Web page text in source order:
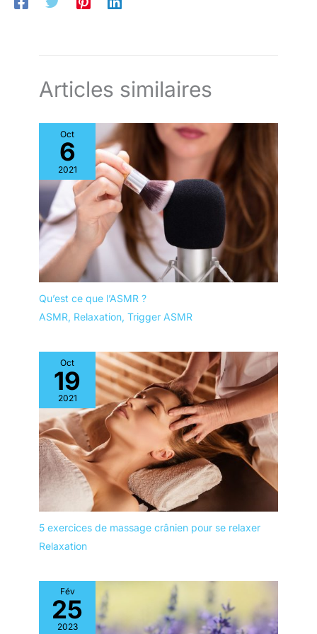
avec un aspirateur une fois par
Livré en 2 colis, pas besoin d'outils, montage simple en
Articles similaires
Oct
6
2021
Qu’est ce que l’ASMR ?
ASMR, Relaxation, Trigger ASMR
Oct
19
2021
5 exercices de massage crânien pour se relaxer
Relaxation
Fév
25
2023